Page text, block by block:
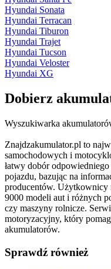
Hyundai Sonata
Hyundai Terracan
Hyundai Tiburon
Hyundai Trajet
Hyundai Tucson
Hyundai Veloster
Hyundai XG
Dobierz
Wyszukiwarka
Znajdzakumulator.pl to
samochodowych i
łatwy dobór
pojazdu, bazując na
producentów. Użytkownicy
9000 modeli aut i różnych
czy maszyny rolnicze.
motoryzacyjny, który
akumulatorów.
Sprawdź również